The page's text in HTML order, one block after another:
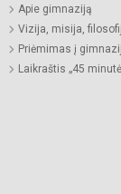
Apie gimnaziją
Vizija, misija,
Priėmimas į
Laikraštis „45